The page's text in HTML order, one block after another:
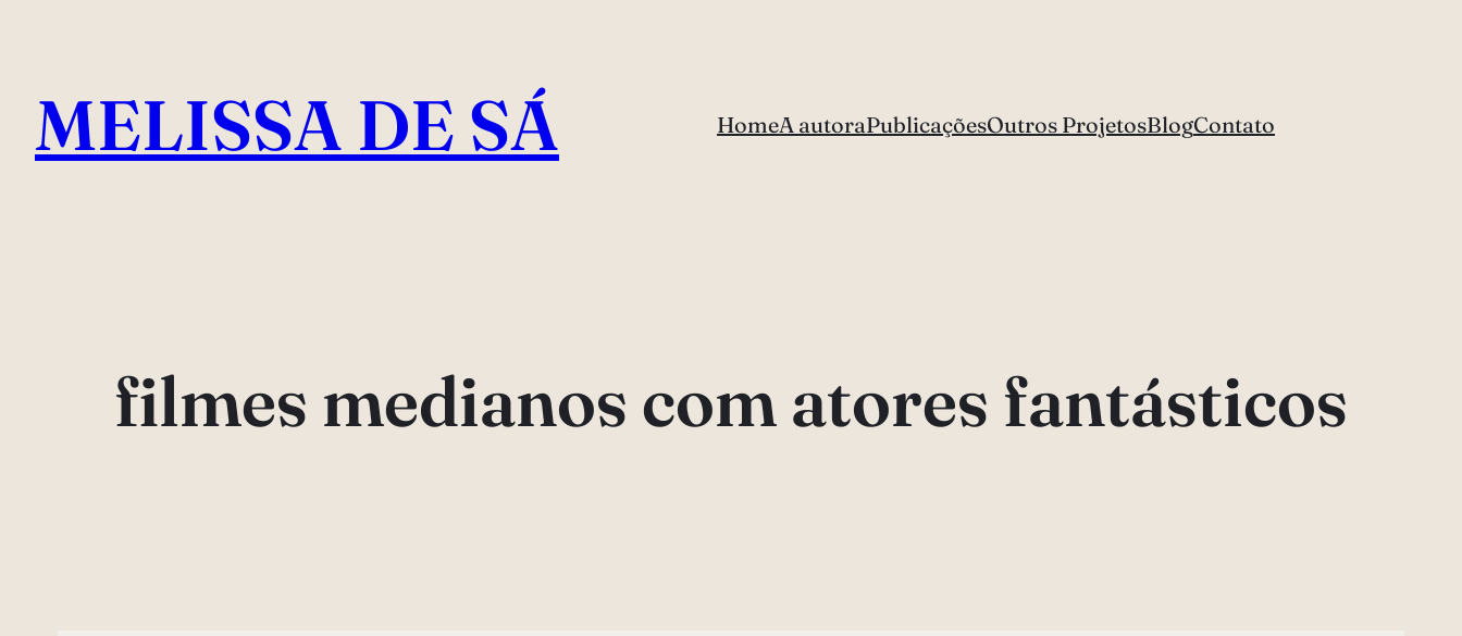
conteúdo
MELISSA DE SÁ HomeA autoraPublicaçõesOutros ProjetosBlogContato
filmes medianos com atores fantásticos